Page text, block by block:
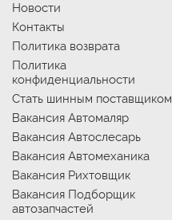
Новости
Контакты
Политика возврата
Политика
конфиденциальности
Стать шинным поставщиком
Вакансия Автомаляр
Вакансия Автослесарь
Вакансия Автомеханика
Вакансия Рихтовщик
Вакансия Подборщик
автозапчастей